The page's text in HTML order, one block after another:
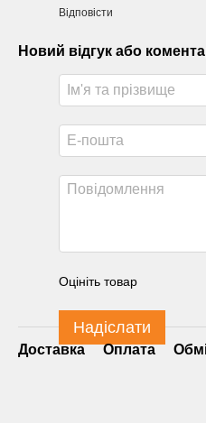
Відповісти
Новий відгук або
Оцініть товар
Надіслати
Доставка Оплата